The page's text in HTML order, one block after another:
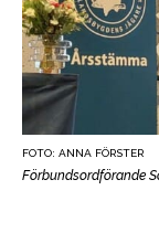
FOTO: ANNA FÖRSTER
Förbundsordförande